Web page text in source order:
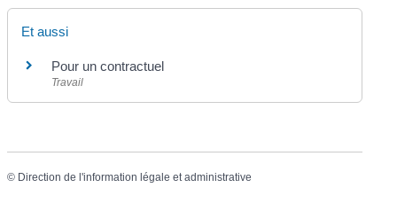
Et aussi
Pour un contractuel
Travail
© Direction de l'information légale et administrative